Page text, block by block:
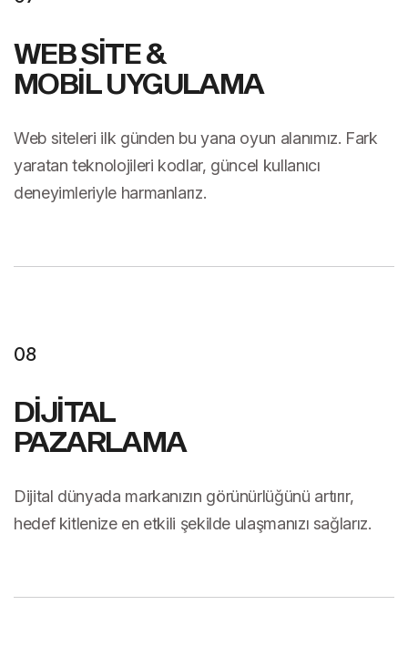
WEB SİTE &
MOBİL UYGULAMA
Web siteleri ilk günden bu yana oyun alanımız. Fark
yaratan teknolojileri kodlar, güncel kullanıcı
deneyimleriyle harmanlarız.
08
DİJİTAL
PAZARLAMA
Dijital dünyada markanızın görünürlüğünü artırır,
hedef kitlenize en etkili şekilde ulaşmanızı sağlarız.